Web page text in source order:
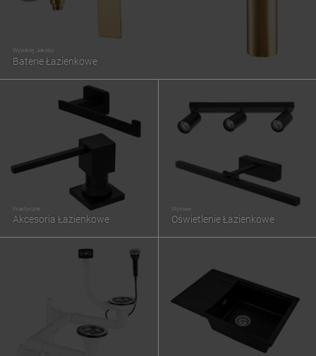
Wysokiej Jakości
Baterie Łazienkowe
Praktyczne
Akcesoria Łazienkowe
Stylowe
Oświetlenie Łazienkowe